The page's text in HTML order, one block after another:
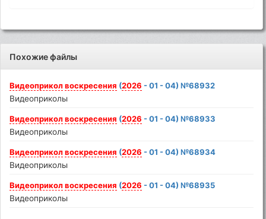
Похожие файлы
Видеоприкол воскресения (2026 - 01 - 04) №68932
Видеоприколы
Видеоприкол воскресения (2026 - 01 - 04) №68933
Видеоприколы
Видеоприкол воскресения (2026 - 01 - 04) №68934
Видеоприколы
Видеоприкол воскресения (2026 - 01 - 04) №68935
Видеоприколы